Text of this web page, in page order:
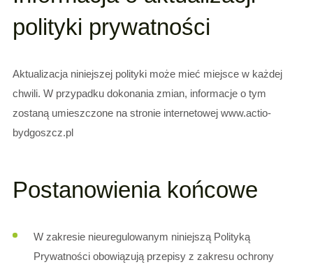
polityki prywatności
Aktualizacja niniejszej polityki może mieć miejsce w każdej
chwili. W przypadku dokonania zmian, informacje o tym
zostaną umieszczone na stronie internetowej www.actio-
bydgoszcz.pl
Postanowienia końcowe
W zakresie nieuregulowanym niniejszą Polityką
Prywatności obowiązują przepisy z zakresu ochrony